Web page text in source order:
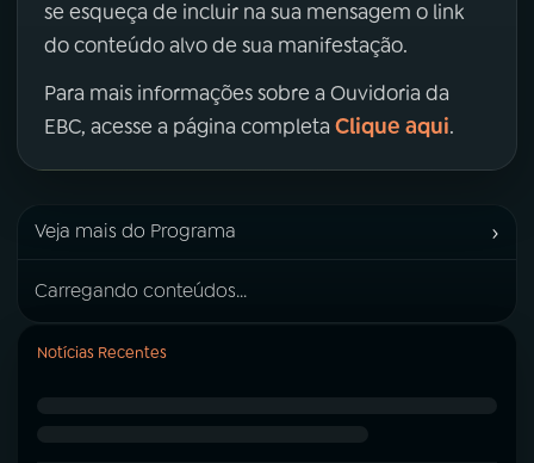
se esqueça de incluir na sua mensagem o link
do conteúdo alvo de sua manifestação.
Para mais informações sobre a Ouvidoria da
EBC, acesse a página completa Clique aqui.
Veja mais do Programa ›
Carregando conteúdos...
Notícias Recentes